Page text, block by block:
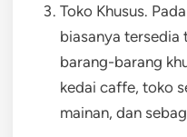
Toko Khusus.
biasanya tersedia
barang-barang
kedai caffe, toko
mainan, dan